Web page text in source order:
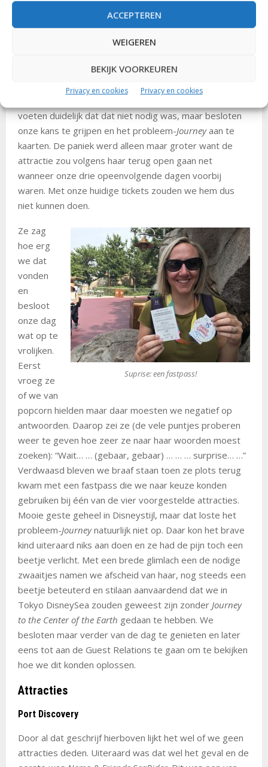
ACCEPTEREN
WEIGEREN
BEKIJK VOORKEUREN
Privacy en cookies Privacy en cookies
Toen we inPort Discoveryop het parkmapje stonden te
kijken, kwam een Japanse medewerkster (ik blijf het
meer kloppen gezien de teruglopende vriendelijkheid in
zowel Anaheim als Orlando) op ons toe gestapt met de
voeten duidelijk dat dat niet nodig was, maar besloten
onze kans te grijpen en het probleem-Journeyaan te
kaarten. De paniek werd alleen maar groter want de
attractie zou volgens haar terug open gaan net
wanneer onze drie opeenvolgende dagen voorbij
waren. Met onze huidige tickets zouden we hem dus
niet kunnen doen.
Suprise: een fastpass!
Ze zag
hoe erg
we dat
vonden
en
besloot
onze dag
wat op te
vrolijken.
Eerst
vroeg ze
of we van
popcorn hielden maar daar moesten we negatief op
antwoorden. Daarop zei ze (de vele puntjes proberen
weer te geven hoe zeer ze naar haar woorden moest
zoeken): “Wait… … (gebaar, gebaar) … … … surprise… …”
Verdwaasd bleven we braaf staan toen ze plots terug
kwam met een fastpass die we naar keuze konden
gebruiken bij één van de vier voorgestelde attracties.
Mooie geste geheel in Disneystijl, maar dat loste het
probleem-Journeynatuurlijk niet op. Daar kon het brave
kind uiteraard niks aan doen en ze had de pijn toch een
beetje verlicht. Met een brede glimlach een de nodige
zwaaitjes namen we afscheid van haar, nog steeds een
beetje beteuterd en stilaan aanvaardend dat we in
Tokyo DisneySea zouden geweest zijn zonder Journey
to the Center of the Earth gedaan te hebben. We
besloten maar verder van de dag te genieten en later
eens tot aan de Guest Relations te gaan om te bekijken
hoe we dit konden oplossen.
Attracties
Port Discovery
Door al dat geschrijf hierboven lijkt het wel of we geen
attracties deden. Uiteraard was dat wel het geval en de